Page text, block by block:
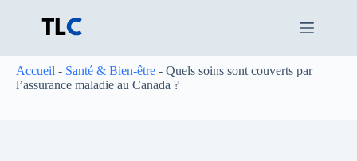
Accueil - Santé & Bien-être - Quels soins sont couverts par
l’assurance maladie au Canada ?